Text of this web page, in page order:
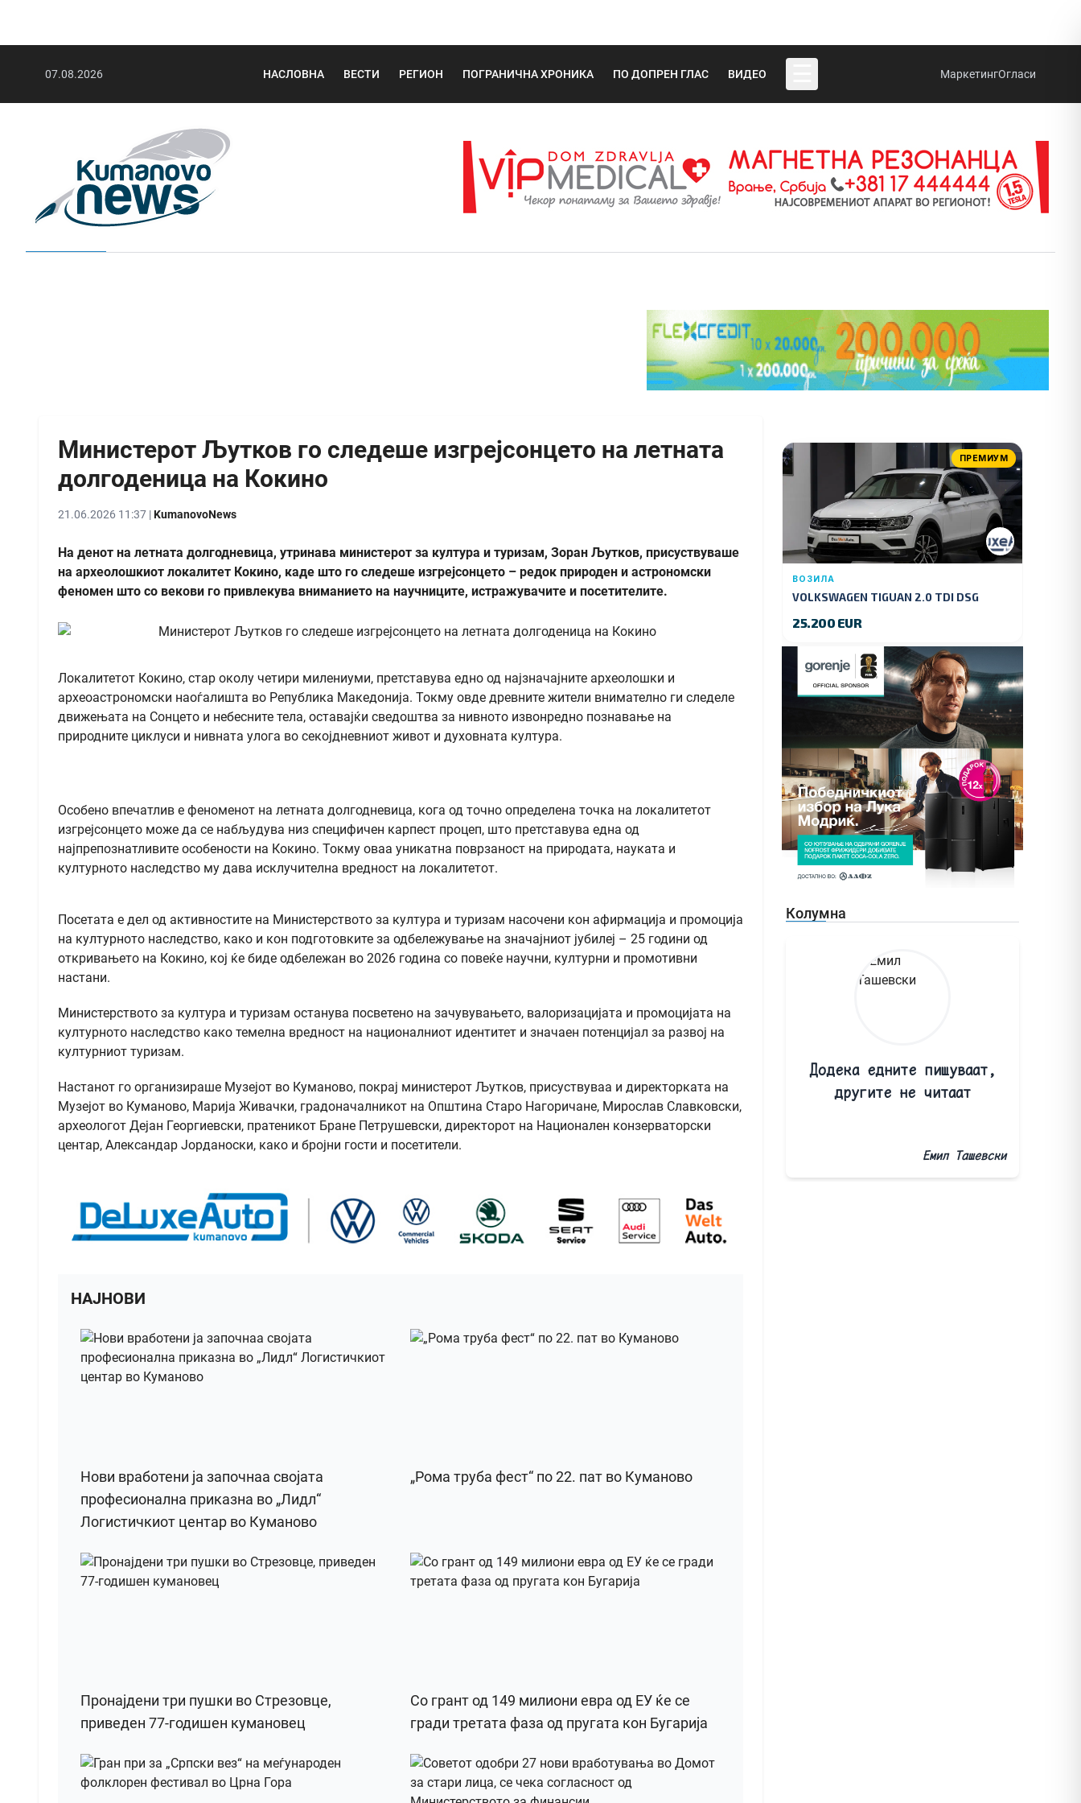
07.08.2026 НАСЛОВНА ВЕСТИ РЕГИОН ПОГРАНИЧНА ХРОНИКА ПО ДОПРЕН ГЛАС ВИДЕО МаркетингОгласи
Министерот Љутков го следеше изгрејсонцето на летната
долгоденица на Кокино
21.06.2026 11:37 |KumanovoNews
На денот на летната долгодневица, утринава министерот за култура и туризам, Зоран Љутков, присуствуваше
на археолошкиот локалитет Кокино, каде што го следеше изгрејсонцето – редок природен и астрономски
феномен што со векови го привлекува вниманието на научниците, истражувачите и посетителите.
Локалитетот Кокино, стар околу четири милениуми, претставува едно од најзначајните археолошки и
археоастрономски наоѓалишта во Република Македонија. Токму овде древните жители внимателно ги следеле
движењата на Сонцето и небесните тела, оставајќи сведоштва за нивното извонредно познавање на
природните циклуси и нивната улога во секојдневниот живот и духовната култура.
Особено впечатлив е феноменот на летната долгодневица, кога од точно определена точка на локалитетот
изгрејсонцето може да се набљудува низ специфичен карпест процеп, што претставува една од
најпрепознатливите особености на Кокино. Токму оваа уникатна поврзаност на природата, науката и
културното наследство му дава исклучителна вредност на локалитетот.
Посетата е дел од активностите на Министерството за култура и туризам насочени кон афирмација и промоција
на културното наследство, како и кон подготовките за одбележување на значајниот јубилеј – 25 години од
откривањето на Кокино, кој ќе биде одбележан во 2026 година со повеќе научни, културни и промотивни
настани.
Министерството за култура и туризам останува посветено на зачувувањето, валоризацијата и промоцијата на
културното наследство како темелна вредност на националниот идентитет и значаен потенцијал за развој на
културниот туризам.
Настанот го организираше Музејот во Куманово, покрај министерот Љутков, присуствуваа и директорката на
Музејот во Куманово, Марија Живачки, градоначалникот на Општина Старо Нагоричане, Мирослав Славковски,
археологот Дејан Георгиевски, пратеникот Бране Петрушевски, директорот на Национален конзерваторски
центар, Александар Јорданоски, како и бројни гости и посетители.
НАЈНОВИ
Нови вработени ја започнаа својата
професионална приказна во „Лидл“
Логистичкиот центар во Куманово
„Рома труба фест“ по 22. пат во Куманово
Пронајдени три пушки во Стрезовце,
приведен 77-годишен кумановец
Со грант од 149 милиони евра од ЕУ ќе се
гради третата фаза од пругата кон Бугарија
ПРЕМИУМ
ВОЗИЛА
VOLKSWAGEN TIGUAN 2.0 TDI DSG
25.200 EUR
Колумна
Додека едните пишуваат,
другите не читаат
Емил Ташевски